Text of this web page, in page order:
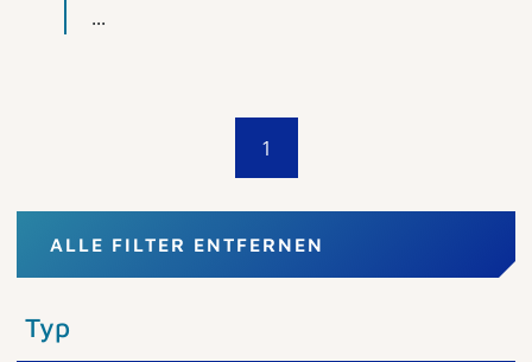
...
1
ALLE FILTER ENTFERNEN
Typ